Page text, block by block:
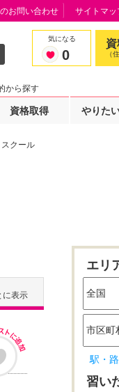
気になる
0 （
から探す
資格取得 やりた
お問い合わせ サイトマッ
クール
に表示
エリ
駅・
習い